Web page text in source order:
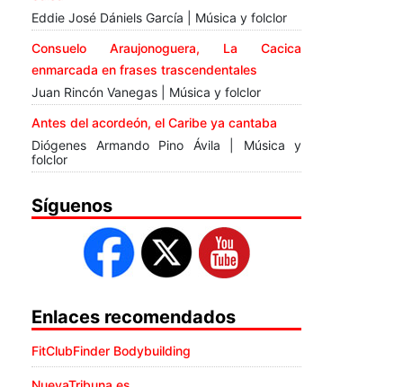
Eddie José Dániels García | Música y folclor
Consuelo Araujonoguera, La Cacica
enmarcada en frases trascendentales
Juan Rincón Vanegas | Música y folclor
Antes del acordeón, el Caribe ya cantaba
Diógenes Armando Pino Ávila | Música y
folclor
Síguenos
Enlaces recomendados
FitClubFinder Bodybuilding